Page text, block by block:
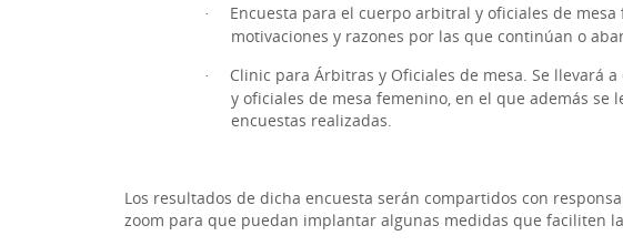
·
Encuesta para el cuerpo arbitral y oficiales de
motivaciones y razones por las que continúan o
·
Clinic para Árbitras y Oficiales de mesa. Se llevará
y oficiales de mesa femenino, en el que además se
encuestas realizadas.
Los resultados de dicha encuesta serán compartidos con
zoom para que puedan implantar algunas medidas que faciliten